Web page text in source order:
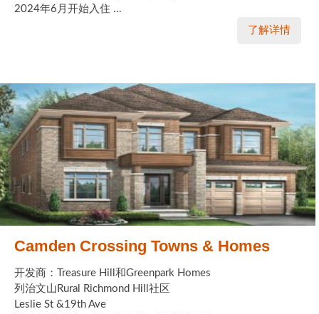
2024年6月开始入住 ...
了解详情
Camden Crossing Towns & Homes
开发商：Treasure Hill和Greenpark Homes
列治文山Rural Richmond Hill社区
Leslie St &19th Ave